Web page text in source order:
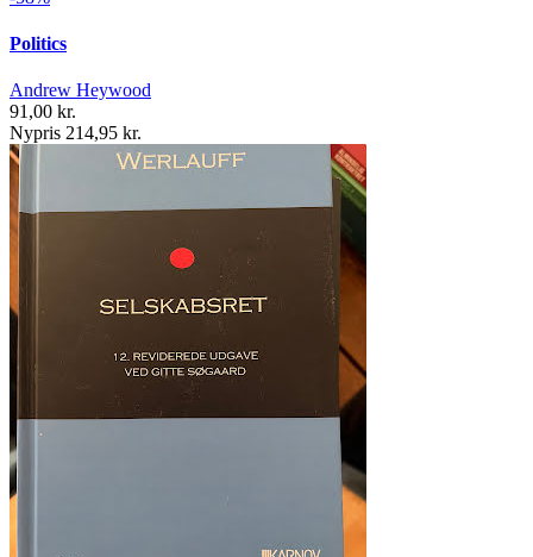
Politics
Andrew Heywood
91,00 kr.
Nypris 214,95 kr.